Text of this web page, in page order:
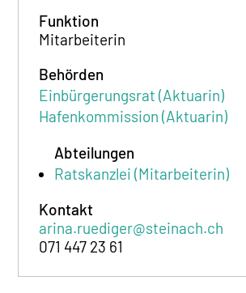
Funktion
Mitarbeiterin
Behörden
Einbürgerungsrat (Aktuarin)
Hafenkommission (Aktuarin)
Abteilungen
Ratskanzlei (Mitarbeiterin)
Kontakt
arina.ruediger@steinach.ch
071 447 23 61